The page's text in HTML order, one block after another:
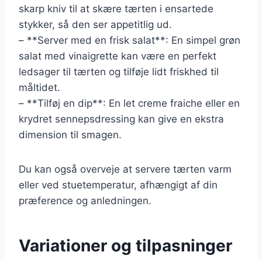
skarp kniv til at skære tærten i ensartede
stykker, så den ser appetitlig ud.
– **Server med en frisk salat**: En simpel grøn
salat med vinaigrette kan være en perfekt
ledsager til tærten og tilføje lidt friskhed til
måltidet.
– **Tilføj en dip**: En let creme fraiche eller en
krydret sennepsdressing kan give en ekstra
dimension til smagen.
Du kan også overveje at servere tærten varm
eller ved stuetemperatur, afhængigt af din
præference og anledningen.
Variationer og tilpasninger